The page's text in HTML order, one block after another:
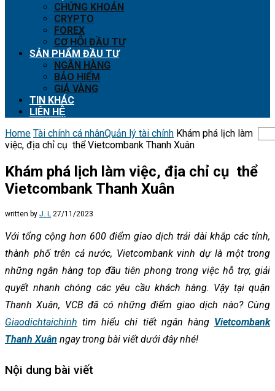
CHỨNG KHOÁN
CRYPTO
FOREX
CƠ HỘI ĐẦU TƯ
SẢN PHẨM ĐẦU TƯ
NGÂN HÀNG
BẢO HIỂM
GIÁ VÀNG
TIN KHÁC
LIÊN HỆ
Home Tài chính cá nhânQuản lý tài chính Khám phá lịch làm
việc, địa chỉ cụ thể Vietcombank Thanh Xuân
Khám phá lịch làm việc, địa chỉ cụ thể
Vietcombank Thanh Xuân
written by J. L 27/11/2023
Với tổng cộng hơn 600 điểm giao dịch trải dài khắp các tỉnh,
thành phố trên cả nước, Vietcombank vinh dự là một trong
những ngân hàng top đầu tiên phong trong việc hỗ trợ, giải
quyết nhanh chóng các yêu cầu khách hàng. Vậy tại quận
Thanh Xuân, VCB đã có những điểm giao dịch nào? Cùng
Giaodichtaichinh tìm hiểu chi tiết ngân hàng Vietcombank
Thanh Xuân ngay trong bài viết dưới đây nhé!
Nội dung bài viết